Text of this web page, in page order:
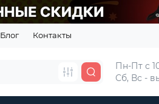
Блог Контакты
Пн-Пт с
Сб, Вс -